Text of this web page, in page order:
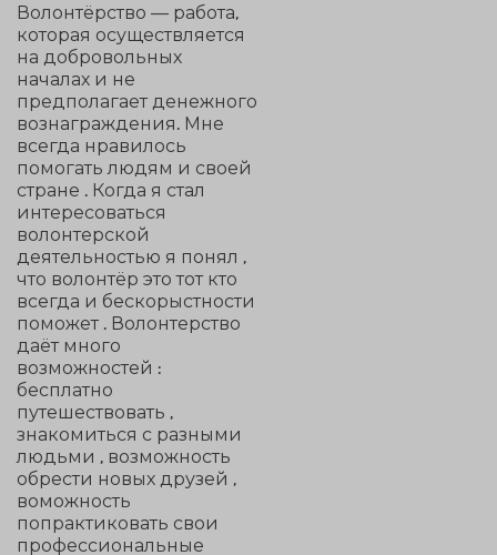
Волонтёрство — работа,
которая осуществляется
на добровольных
началах и не
предполагает денежного
вознаграждения. Мне
всегда нравилось
помогать людям и своей
стране . Когда я стал
интересоваться
волонтерской
деятельностью я понял ,
что волонтёр это тот кто
всегда и бескорыстности
поможет . Волонтерство
даёт много
возможностей :
бесплатно
путешествовать ,
знакомиться с разными
людьми , возможность
обрести новых друзей ,
воможность
попрактиковать свои
профессиональные